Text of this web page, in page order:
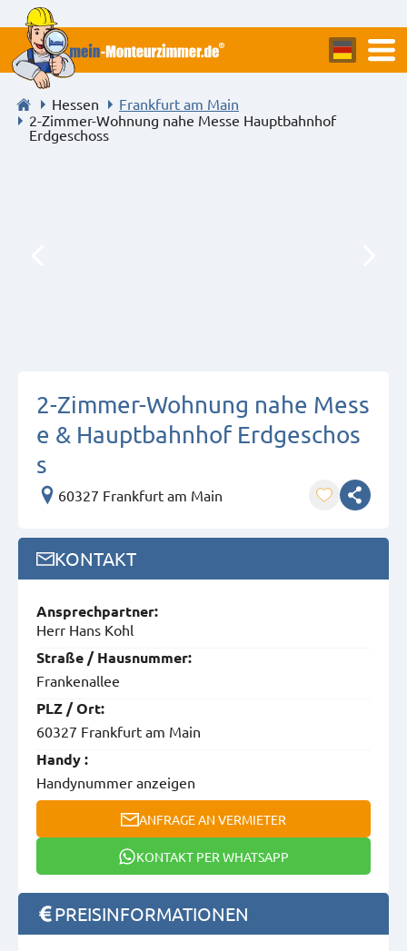
Hessen
Frankfurt am Main
2-Zimmer-Wohnung nahe Messe Hauptbahnhof
Erdgeschoss
2-Zimmer-Wohnung nahe Mess
e & Hauptbahnhof Erdgeschos
s
60327 Frankfurt am Main
KONTAKT
Ansprech­partner:
Herr Hans Kohl
Straße / Hausnummer:
Frankenallee
PLZ / Ort:
60327 Frankfurt am Main
Handy :
Handynummer anzeigen
ANFRAGE AN VERMIETER
KONTAKT PER WHATSAPP
PREISINFORMATIONEN